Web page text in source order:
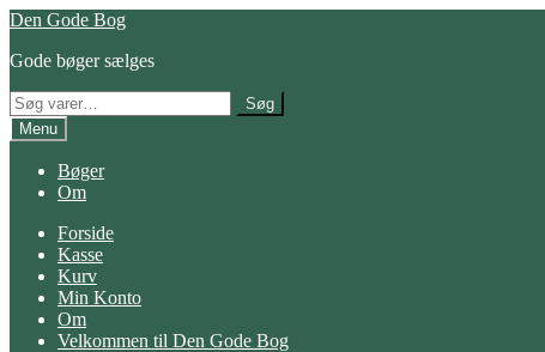
Spring
navigation
Spring
indhold
Den Gode Bog
Gode bøger sælges
Søg
efter:
Søg
Menu
Bøger
Om
Forside
Kasse
Kurv
Min Konto
Om
Velkommen til Den Gode Bog